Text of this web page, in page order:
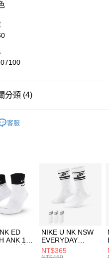
庫商業銀行
業銀行
業儲蓄銀行
華商業銀行
業銀行
際商業銀行
先享後付」】
：先確認商品／服務後，再付款。
先享後付」結帳流程】
帳方式選擇「AFTEE先享後付」後，將
頁面，進行簡訊認證並確認金額後，即可
成立數日內，您將收到繳費通知簡訊。
繳費通知簡訊後14天內，點擊此簡訊中
網路銀行／等多元方式進行付款，方視
：結帳手續完成當下不需立刻繳費，但
的店家。未經商家同意取消之訂單仍視
，滿NT$1,500(含以上)免運費
，滿NT$1,500(含以上)免運費
自取
，滿NT$1,500(含以上)免運費
分類 (4)
客服
ED
ANK 1P
男 中統
NIKE U NK NSW
EVERYDAY
ESSENTIAL CR
男女 短統襪
NT$365